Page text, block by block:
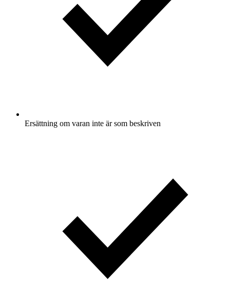
Ersättning om varan inte är som beskriven